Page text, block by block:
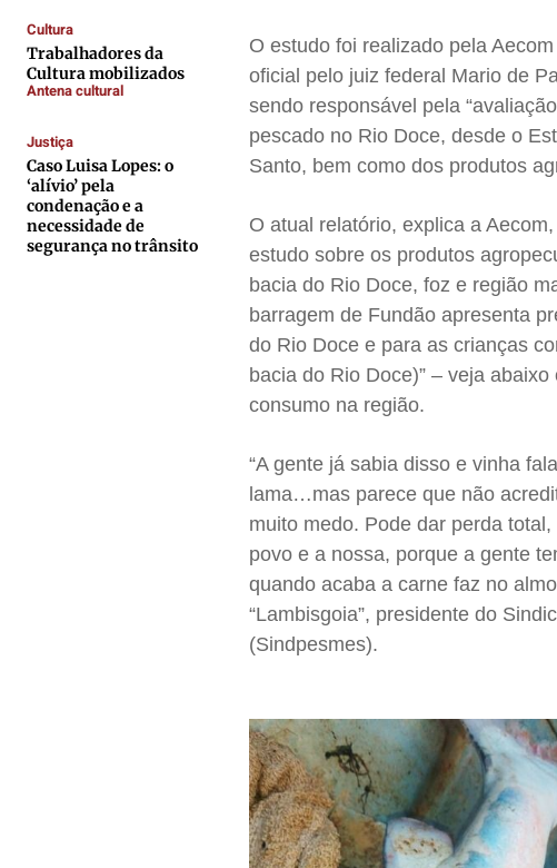
Quem Somos
Expediente
Contato
Anuncie
Termos de Uso
Quem Somos
Expediente
Contato
Anuncie
Termos de Uso
Quem Somos
Expediente
Contato
Anuncie
Termos de Uso
Quem Somos
Expediente
Contato
Anuncie
Termos de Uso
Cultura
Trabalhadores da
Cultura mobilizados
Antena cultural
Justiça
Caso Luisa Lopes: o
‘alívio’ pela
condenação e a
necessidade de
segurança no trânsito
O estudo foi realizado pela
oficial pelo juiz federal Mario de
sendo responsável pela
pescado no Rio Doce, desde o
Santo, bem como dos produtos
O atual relatório, explica a
estudo sobre os produtos
bacia do Rio Doce, foz e região
barragem de Fundão apresenta
do Rio Doce e para as crianças
bacia do Rio Doce)” – veja
consumo na região.
“A gente já sabia disso e vinha
lama…mas parece que não
muito medo. Pode dar perda
povo e a nossa, porque a gente
quando acaba a carne faz no
“Lambisgoia”, presidente do
(Sindpesmes).